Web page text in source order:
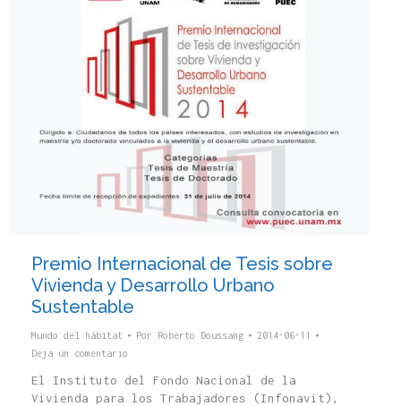
Premio Internacional de Tesis sobre
Vivienda y Desarrollo Urbano
Sustentable
Mundo del hábitat Por Roberto Doussang
2014-06-11
Deja un comentario
El Instituto del Fondo Nacional de la
Vivienda para los Trabajadores (Infonavit),